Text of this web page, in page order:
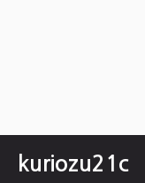
kuriozu21c